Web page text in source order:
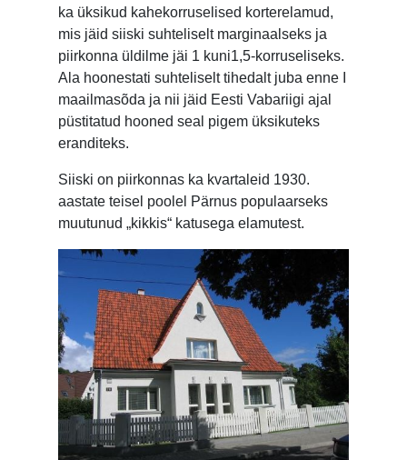
ka üksikud kahekorruselised korterelamud,
mis jäid siiski suhteliselt marginaalseks ja
piirkonna üldilme jäi 1 kuni1,5-korruseliseks.
Ala hoonestati suhteliselt tihedalt juba enne I
maailmasõda ja nii jäid Eesti Vabariigi ajal
püstitatud hooned seal pigem üksikuteks
eranditeks.
Siiski on piirkonnas ka kvartaleid 1930.
aastate teisel poolel Pärnus populaarseks
muutunud „kikkis“ katusega elamutest.